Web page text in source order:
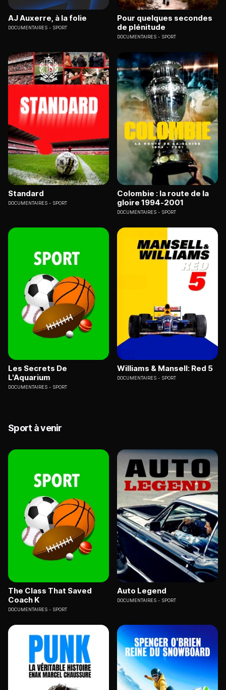
AJ Auxerre, à la folie
DOCUMENTAIRES SPORT
Pour quelques secondes
de plénitude
DOCUMENTAIRES SPORT
Standard
DOCUMENTAIRES SPORT
Colombie : la route de la
gloire 1994-2001
DOCUMENTAIRES SPORT
Les Secrets De
L'Aquarium
DOCUMENTAIRES SPORT
Williams & Mansell: Red 5
DOCUMENTAIRES SPORT
Sport à venir
The Class That Saved
Coach K
DOCUMENTAIRES SPORT
Auto Legend
DOCUMENTAIRES SPORT